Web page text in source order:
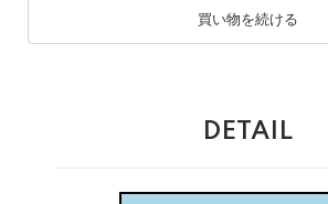
買い物を続ける
DETAIL